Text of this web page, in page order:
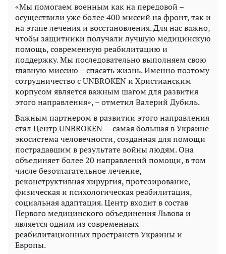
«Мы помогаем военным как на передовой –
осуществили уже более 400 миссий на фронт, так и
на этапе лечения и восстановления. Для нас важно,
чтобы защитники получали лучшую медицинскую
помощь, современную реабилитацию и
поддержку. Мы последовательно выполняем свою
главную миссию – спасать жизнь. Именно поэтому
сотрудничество с UNBROKEN и Христианским
корпусом является важным шагом для развития
этого направления», – отметил Валерий Дубиль.
Важным партнером в развитии этого направления
стал Центр UNBROKEN — самая большая в Украине
экосистема человечности, созданная для помощи
пострадавшим в результате войны людям. Она
объединяет более 20 направлений помощи, в том
числе безотлагательное лечение,
реконструктивная хирургия, протезирование,
физическая и психологическая реабилитация,
социальная адаптация. Центр входит в состав
Первого медицинского объединения Львова и
является одним из современных
реабилитационных пространств Украины и
Европы.